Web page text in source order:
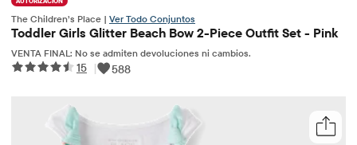
The Children’s Place | Ver Todo Conjuntos
Toddler Girls Glitter Beach Bow 2-Piece Outfit Set - Pink
VENTA FINAL: No se admiten devoluciones ni cambios.
15 | 588